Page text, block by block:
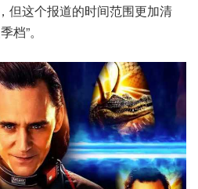
但这个报道的时间范围更加清
档”。